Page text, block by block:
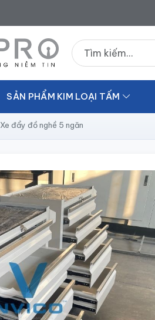
Tìm kiếm sản phẩm
SẢN PHẨM KIM LOẠI TẤM
Xe đẩy đồ nghề 5 ngăn